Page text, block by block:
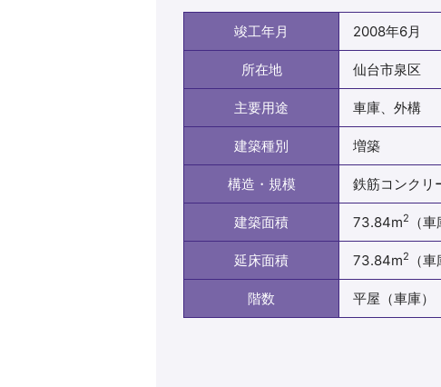
竣工年月 2008年6月
所在地 仙台市泉区
主要用途 車庫、外構
建築種別 増築
構造・規模 鉄筋コンクリ
建築面積 73.84m2 （車
延床面積 73.84m2 （車
階数 平屋（車庫）